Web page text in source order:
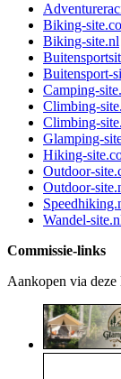
Biking-
Biking-site.nl
Buitensport-
Camping-
Climbing-
Climbing-
Glamping-
Hiking-
Outdoor-
Outdoor-
Wandel-
Commissie-links
Aankopen via deze